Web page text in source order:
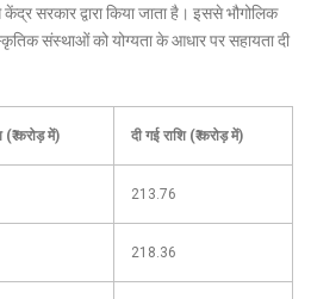
सरकार द्वारा किया जाता है। इससे भौगोलिक
संस्थाओं को योग्यता के आधार पर सहायता दी
करोड़ में) दी गई राशि (₹ करोड़ में)
213.76
218.36